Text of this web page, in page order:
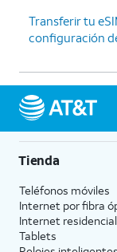
Transferir tu
configuración
Tienda
Teléfonos móviles
Internet por fibra
Internet residencial
Tablets